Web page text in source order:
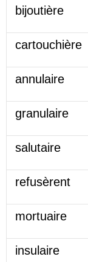
bijoutière
cartouchière
annulaire
granulaire
salutaire
refusèrent
mortuaire
insulaire